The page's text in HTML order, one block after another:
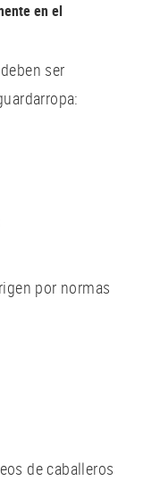
en el
ser
por normas
de caballeros